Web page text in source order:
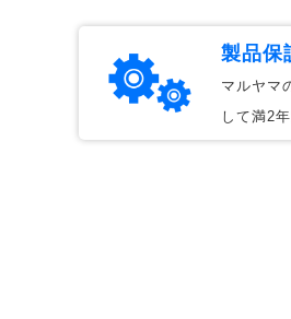
製品保
マルヤマ
して満2